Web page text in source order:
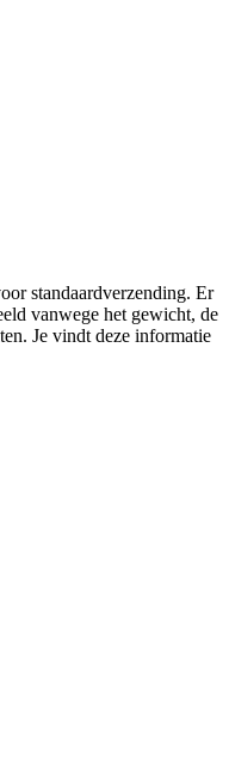
standaardverzending. Er
vanwege het gewicht, de
Je vindt deze informatie